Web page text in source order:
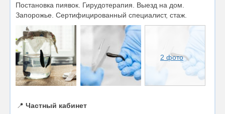
Постановка пиявок. Гирудотерапия. Выезд на дом.
Запорожье. Сертифицированный специалист, стаж.
2 фото
📍 Частный кабинет